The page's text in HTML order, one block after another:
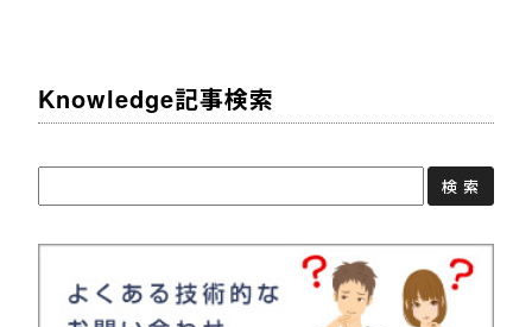
Knowledge記事検索